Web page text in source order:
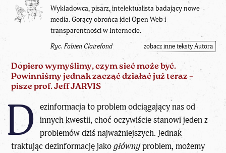
Wykładowca, pisarz, intelektualista badający nowe
media. Gorący obrońca idei Open Web i
transparentności w Internecie.
Ryc. Fabien Clairefond zobacz inne teksty Autora
Dopiero wymyślimy, czym sieć może być.
Powinniśmy jednak zacząć działać już teraz –
piszeprof. Jeff JARVIS
D
ezinformacja to problem odciągający nas od
innych kwestii, choć oczywiście stanowi jeden z
problemów dziś najważniejszych. Jednak
traktując dezinformację jakogłównyproblem, możemy